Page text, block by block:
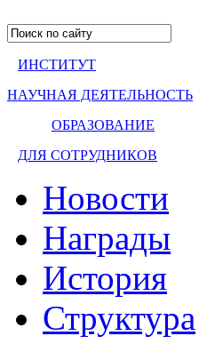
ИНСТИТУТ
НАУЧНАЯ ДЕЯТЕЛЬНОСТЬ
ОБРАЗОВАНИЕ
ДЛЯ СОТРУДНИКОВ
Новости
Награды
История
Структура